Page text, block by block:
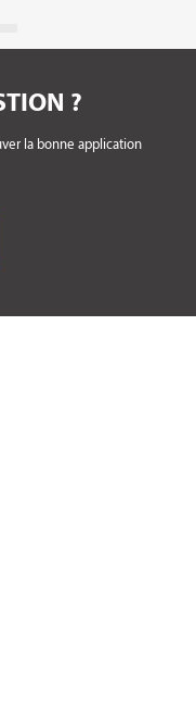
?
la bonne application